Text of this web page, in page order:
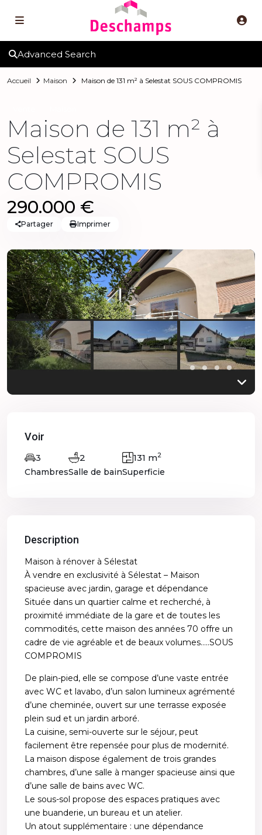
Advanced Search
Accueil Maison Maison de 131 m² à Selestat SOUS COMPROMIS
Maison de 131 m² à
Selestat SOUS
COMPROMIS
290.000 €
Partager Imprimer
Previous
Voir
3
Chambres
2
Salle de bain
131 m2
Superficie
Description
Maison à rénover à Sélestat
À vendre en exclusivité à Sélestat – Maison
spacieuse avec jardin, garage et dépendance
Située dans un quartier calme et recherché, à
proximité immédiate de la gare et de toutes les
commodités, cette maison des années 70 offre un
cadre de vie agréable et de beaux volumes…..SOUS
COMPROMIS
De plain-pied, elle se compose d’une vaste entrée
avec WC et lavabo, d’un salon lumineux agrémenté
d’une cheminée, ouvert sur une terrasse exposée
plein sud et un jardin arboré.
La cuisine, semi-ouverte sur le séjour, peut
facilement être repensée pour plus de modernité.
La maison dispose également de trois grandes
chambres, d’une salle à manger spacieuse ainsi que
d’une salle de bains avec WC.
Le sous-sol propose des espaces pratiques avec
une buanderie, un bureau et un atelier.
Un atout supplémentaire : une dépendance